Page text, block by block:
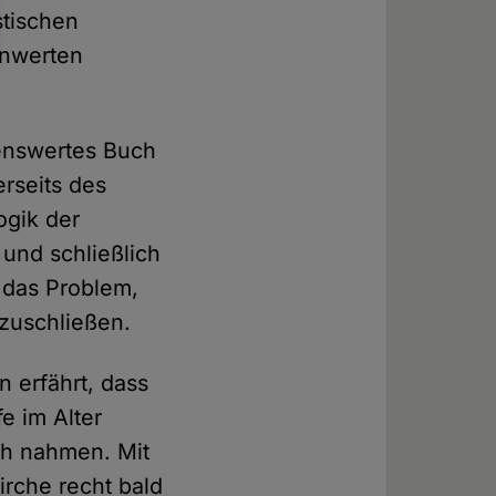
Buch
des
der
schließlich
Problem,
erfährt, dass
im Alter
nahmen. Mit
recht bald